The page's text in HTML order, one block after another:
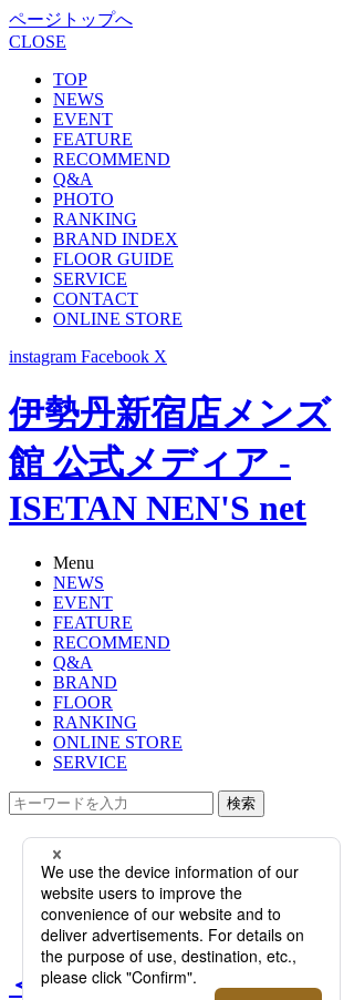
ページトップへ
CLOSE
TOP
NEWS
EVENT
FEATURE
RECOMMEND
Q&A
PHOTO
RANKING
BRAND INDEX
FLOOR GUIDE
SERVICE
CONTACT
ONLINE STORE
instagram Facebook X
伊勢丹新宿店メンズ
館 公式メディア -
ISETAN NEN'S net
Menu
NEWS
EVENT
FEATURE
RECOMMEND
Q&A
BRAND
FLOOR
RANKING
ONLINE STORE
SERVICE
検索
TOP
PHOTO
＜REPLAY/リプレイ＞｜2019年秋冬
限定のアーカイブ・カプセルコレク
ションが登場！
＜REPLAY/リプレイ＞｜